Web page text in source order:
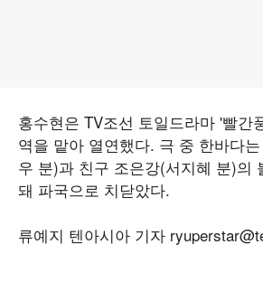
홍수현은 TV조선 토일드라마 '빨간
역을 맡아 열연했다. 극 중 한바다
우 분)과 친구 조은강(서지혜 분)의
돼 파국으로 치닫았다.
류예지 텐아시아 기자